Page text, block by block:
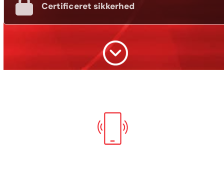
Certificeret sikkerhed